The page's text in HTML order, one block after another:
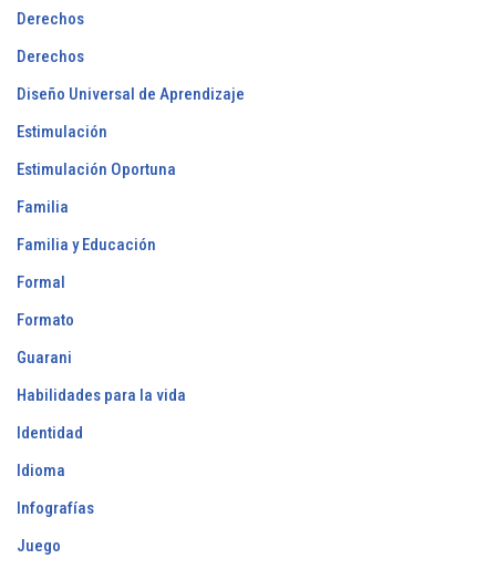
Derechos
Derechos
Diseño Universal de Aprendizaje
Estimulación
Estimulación Oportuna
Familia
Familia y Educación
Formal
Formato
Guarani
Habilidades para la vida
Identidad
Idioma
Infografías
Juego